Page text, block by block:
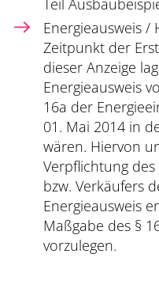
Teil
Energieausweis /
Zeitpunkt der
dieser Anzeige
Energieausweis
16a der
01. Mai 2014 in
wären. Hiervon
Verpflichtung
bzw. Verkäufers
Energieausweis
Maßgabe des §
vorzulegen.